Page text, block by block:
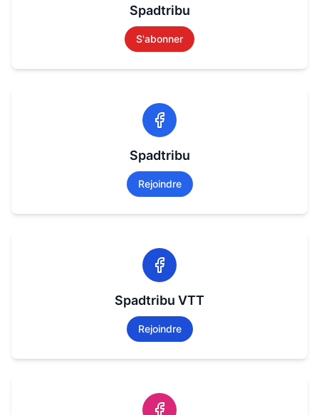
Spadtribu
S'abonner
Spadtribu
Rejoindre
Spadtribu VTT
Rejoindre